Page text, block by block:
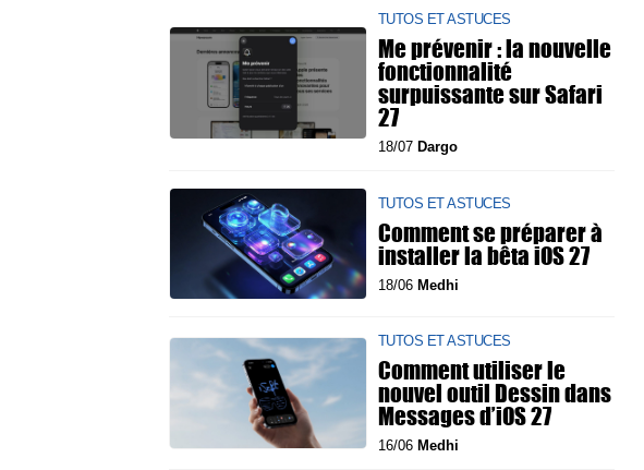
TUTOS ET ASTUCES
Me prévenir : la nouvelle
fonctionnalité
surpuissante sur Safari
27
18/07 Dargo
TUTOS ET ASTUCES
Comment se préparer à
installer la bêta iOS 27
18/06 Medhi
TUTOS ET ASTUCES
Comment utiliser le
nouvel outil Dessin dans
Messages d’iOS 27
16/06 Medhi